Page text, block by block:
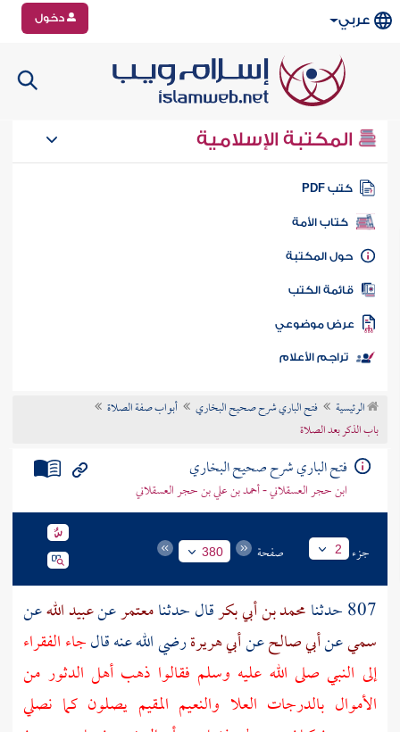
عربي دخول
المكتبة الإسلامية
كتب PDF
كتاب الأمة
المكتبة
الكتب
موضوعي
تراجم الأعلام
الرئيسية فتح الباري شرح صحيح البخاري
أبواب صفة الصلاة
باب الذكر بعد الصلاة
فتح الباري شرح صحيح البخاري
ابن حجر العسقلاني - أحمد بن علي بن حجر العسقلاني
جزء 2 صفحة 380
807 حدثنا محمد بن أبي بكرقال حدثنامعتمرعنعبيد اللهعن
سميعنأبي صالحعنأبي هريرةرضي الله عنه قالجاء الفقراء
إلى النبي صلى الله عليه وسلم فقالوا ذهب أهل الدثور من
الأموال بالدرجات العلا والنعيم المقيم يصلون كما نصلي